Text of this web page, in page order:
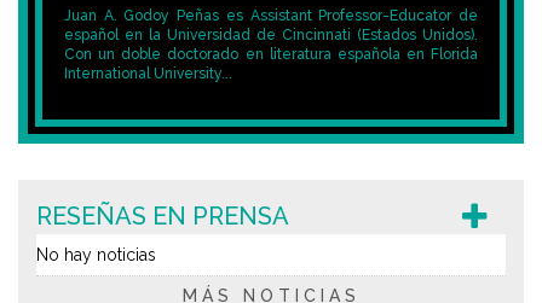
Juan A. Godoy Peñas es Assistant Professor-Educator de
español en la Universidad de Cincinnati (Estados Unidos).
Con un doble doctorado en literatura española en Florida
International University...
RESEÑAS EN PRENSA
No hay noticias
MÁS NOTICIAS